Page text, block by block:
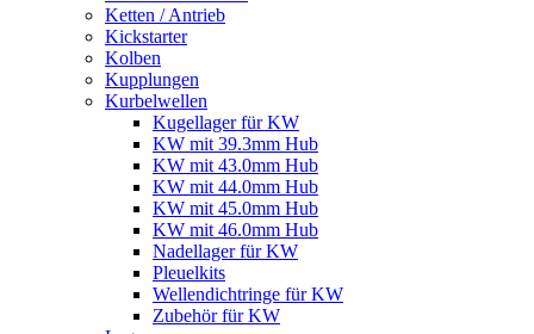
Ketten / Antrieb
Kickstarter
Kolben
Kupplungen
Kurbelwellen
Kugellager für KW
KW mit 39.3mm Hub
KW mit 43.0mm Hub
KW mit 44.0mm Hub
KW mit 45.0mm Hub
KW mit 46.0mm Hub
Nadellager für KW
Pleuelkits
Wellendichtringe für KW
Zubehör für KW